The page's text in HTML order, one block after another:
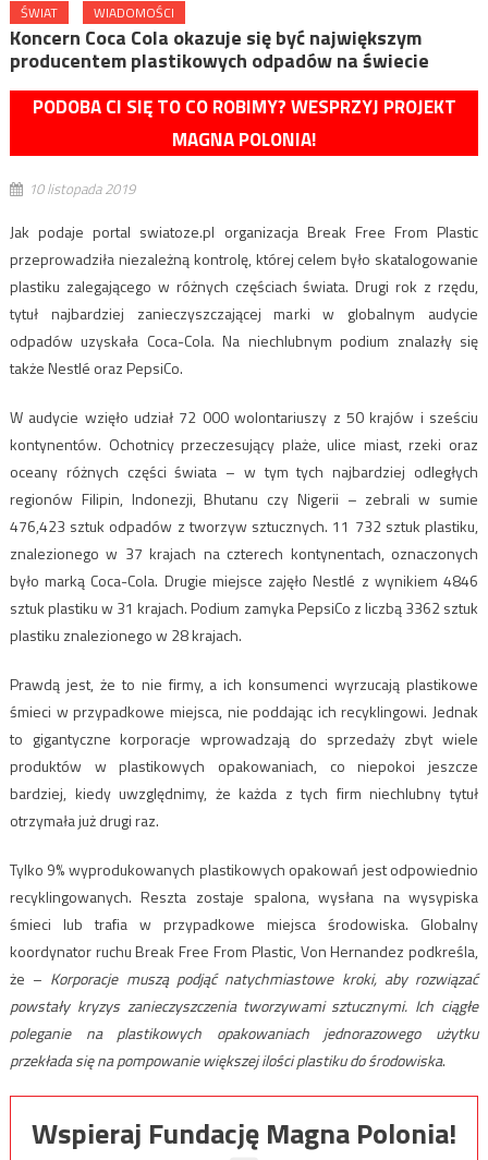
ŚWIAT WIADOMOŚCI
Koncern Coca Cola okazuje się być największym
producentem plastikowych odpadów na świecie
PODOBA CI SIĘ TO CO ROBIMY? WESPRZYJ PROJEKT
MAGNA POLONIA!
10 listopada 2019
Jak podaje portal swiatoze.pl organizacja Break Free From Plastic
przeprowadziła niezależną kontrolę, której celem było skatalogowanie
plastiku zalegającego w różnych częściach świata. Drugi rok z rzędu,
tytuł najbardziej zanieczyszczającej marki w globalnym audycie
odpadów uzyskała Coca-Cola. Na niechlubnym podium znalazły się
także Nestlé oraz PepsiCo.
W audycie wzięło udział 72 000 wolontariuszy z 50 krajów i sześciu
kontynentów. Ochotnicy przeczesujący plaże, ulice miast, rzeki oraz
oceany różnych części świata – w tym tych najbardziej odległych
regionów Filipin, Indonezji, Bhutanu czy Nigerii – zebrali w sumie
476,423 sztuk odpadów z tworzyw sztucznych. 11 732 sztuk plastiku,
znalezionego w 37 krajach na czterech kontynentach, oznaczonych
było marką Coca-Cola. Drugie miejsce zajęło Nestlé z wynikiem 4846
sztuk plastiku w 31 krajach. Podium zamyka PepsiCo z liczbą 3362 sztuk
plastiku znalezionego w 28 krajach.
Prawdą jest, że to nie firmy, a ich konsumenci wyrzucają plastikowe
śmieci w przypadkowe miejsca, nie poddając ich recyklingowi. Jednak
to gigantyczne korporacje wprowadzają do sprzedaży zbyt wiele
produktów w plastikowych opakowaniach, co niepokoi jeszcze
bardziej, kiedy uwzględnimy, że każda z tych firm niechlubny tytuł
otrzymała już drugi raz.
Tylko 9% wyprodukowanych plastikowych opakowań jest odpowiednio
recyklingowanych. Reszta zostaje spalona, wysłana na wysypiska
śmieci lub trafia w przypadkowe miejsca środowiska. Globalny
koordynator ruchu Break Free From Plastic, Von Hernandez podkreśla,
że – Korporacje muszą podjąć natychmiastowe kroki, aby rozwiązać
powstały kryzys zanieczyszczenia tworzywami sztucznymi. Ich ciągłe
poleganie na plastikowych opakowaniach jednorazowego użytku
przekłada się na pompowanie większej ilości plastiku do środowiska.
Wspieraj Fundację Magna Polonia!